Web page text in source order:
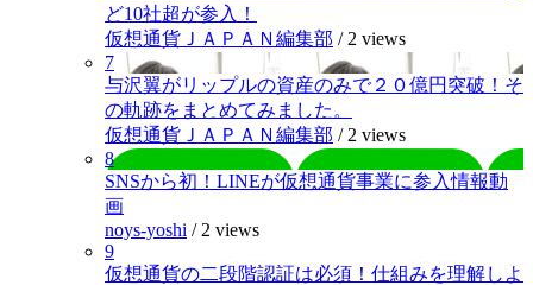
ど10社超が参入！
仮想通貨ＪＡＰＡＮ編集部 / 2 views
7
与沢翼がリップルの資産のみで２０億円突破！そ
の軌跡をまとめてみました。
仮想通貨ＪＡＰＡＮ編集部 / 2 views
8
SNSから初！LINEが仮想通貨事業に参入情報動
画
noys-yoshi / 2 views
9
仮想通貨の二段階認証は必須！仕組みを理解しよ